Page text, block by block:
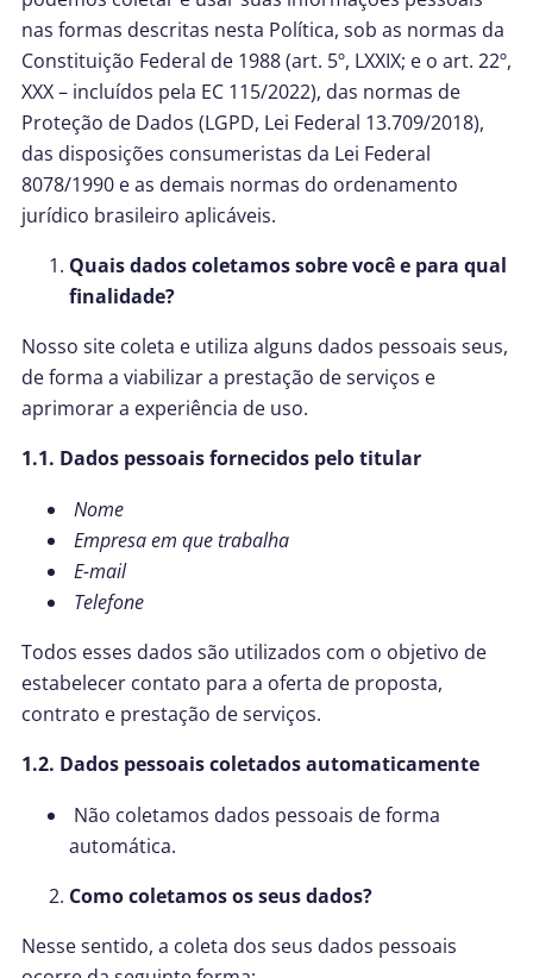
nas formas descritas nesta Política, sob as normas da
Constituição Federal de 1988 (art. 5º, LXXIX; e o art. 22º,
XXX – incluídos pela EC 115/2022), das normas de
Proteção de Dados (LGPD, Lei Federal 13.709/2018),
das disposições consumeristas da Lei Federal
8078/1990 e as demais normas do ordenamento
jurídico brasileiro aplicáveis.
Quais dados coletamos sobre você e para qual
finalidade?
Nosso site coleta e utiliza alguns dados pessoais seus,
de forma a viabilizar a prestação de serviços e
aprimorar a experiência de uso.
1.1. Dados pessoais fornecidos pelo titular
Nome
Empresa em que trabalha
E-mail
Telefone
Todos esses dados são utilizados com o objetivo de
estabelecer contato para a oferta de proposta,
contrato e prestação de serviços.
1.2. Dados pessoais coletados automaticamente
Não coletamos dados pessoais de forma
automática.
Como coletamos os seus dados?
Nesse sentido, a coleta dos seus dados pessoais